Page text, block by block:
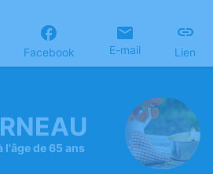
Facebook E-mail Lien
l'âge de 65 ans